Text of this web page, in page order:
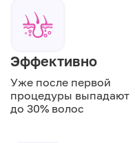
Эффективно
Уже после первой
процедуры выпадают
до 30% волос